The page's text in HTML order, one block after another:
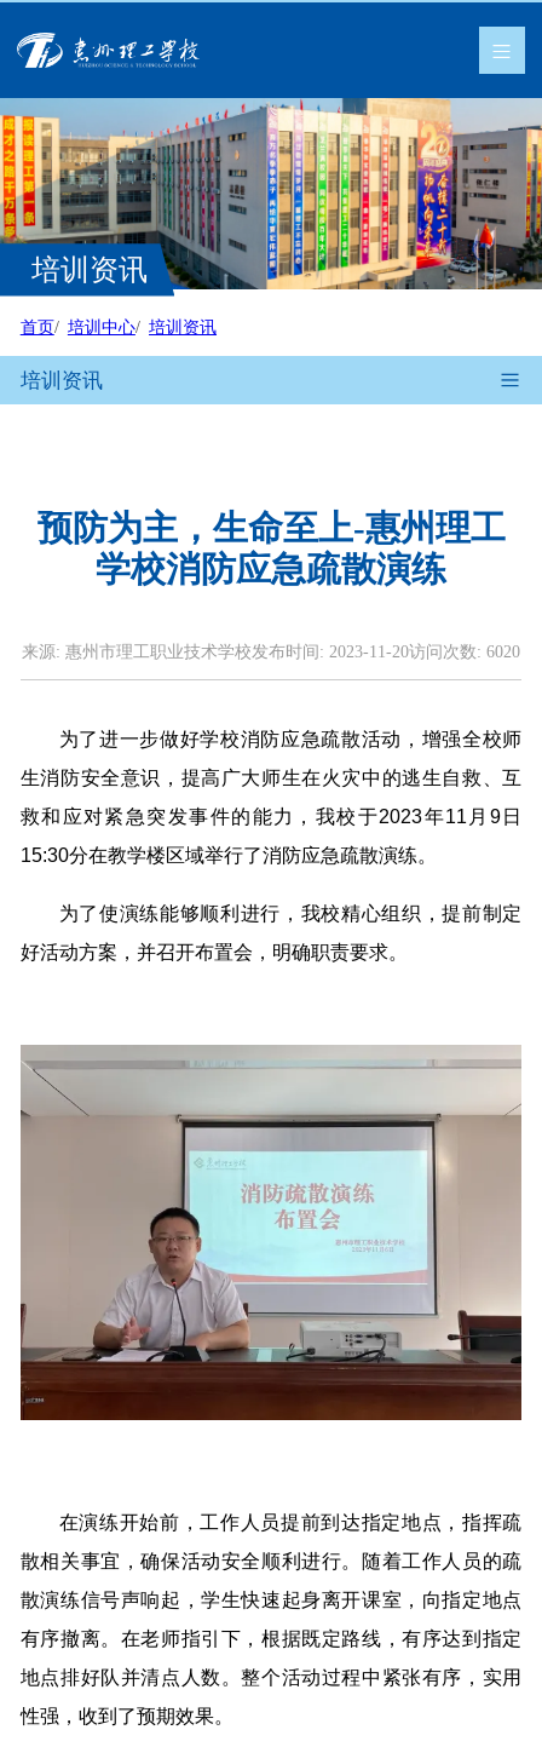
培训资讯
首页 培训中心 培训资讯
培训资讯
预防为主，生命至上-惠州理工
学校消防应急疏散演练
来源: 惠州市理工职业技术学校发布时间: 2023-11-20访问次数: 6020
为了进一步做好学校消防应急疏散活动，增强全校师
生消防安全意识，提高广大师生在火灾中的逃生自救、互
救和应对紧急突发事件的能力，我校于2023年11月9日
15:30分在教学楼区域举行了消防应急疏散演练。
为了使演练能够顺利进行，我校精心组织，提前制定
好活动方案，并召开布置会，明确职责要求。
在演练开始前，工作人员提前到达指定地点，指挥疏
散相关事宜，确保活动安全顺利进行。随着工作人员的疏
散演练信号声响起，学生快速起身离开课室，向指定地点
有序撤离。在老师指引下，根据既定路线，有序达到指定
地点排好队并清点人数。整个活动过程中紧张有序，实用
性强，收到了预期效果。